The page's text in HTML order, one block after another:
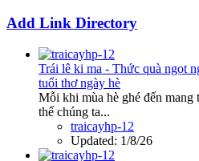
Add Link Directory
Trái lê ki ma - Thức quà ngọt
tuổi thơ ngày hè
Mỗi khi mùa hè ghé đến mang
thể chúng ta...
traicayhp-12
Updated: 1/8/26